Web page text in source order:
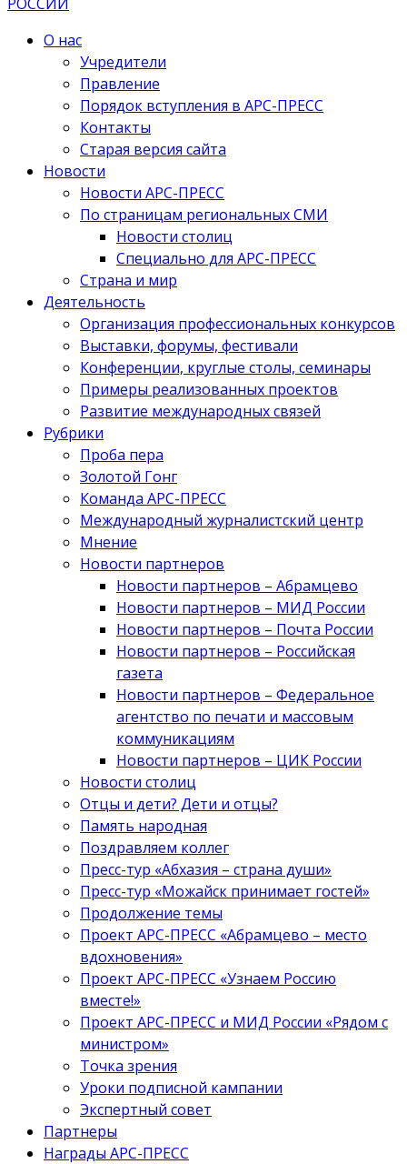
О нас
Учредители
Правление
Порядок вступления в АРС-ПРЕСС
Контакты
Старая версия сайта
Новости
Новости АРС-ПРЕСС
По страницам региональных СМИ
Новости столиц
Специально для АРС-ПРЕСС
Страна и мир
Деятельность
Организация профессиональных конкурсов
Выставки, форумы, фестивали
Конференции, круглые столы, семинары
Примеры реализованных проектов
Развитие международных связей
Рубрики
Проба пера
Золотой Гонг
Команда АРС-ПРЕСС
Международный журналистский центр
Мнение
Новости партнеров
Новости партнеров – Абрамцево
Новости партнеров – МИД России
Новости партнеров – Почта России
Новости партнеров – Российская
газета
Новости партнеров – Федеральное
агентство по печати и массовым
коммуникациям
Новости партнеров – ЦИК России
Новости столиц
Отцы и дети? Дети и отцы?
Память народная
Поздравляем коллег
Пресс-тур «Абхазия – страна души»
Пресс-тур «Можайск принимает гостей»
Продолжение темы
Проект АРС-ПРЕСС «Абрамцево – место
вдохновения»
Проект АРС-ПРЕСС «Узнаем Россию
вместе!»
Проект АРС-ПРЕСС и МИД России «Рядом с
министром»
Точка зрения
Уроки подписной кампании
Экспертный совет
Партнеры
Награды АРС-ПРЕСС